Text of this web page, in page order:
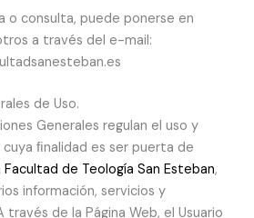
o consulta, puede ponerse en
a través del e-mail:
de Uso.
Generales regulan el uso y
ﬁnalidad es ser puerta de
Facultad de Teología San Esteban,
información, servicios y
de la Página Web, el Usuario